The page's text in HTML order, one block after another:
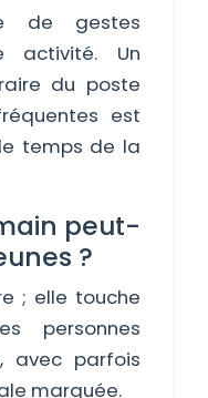
de gestes
activité. Un
du poste
est
temps de la
peut-
?
; elle touche
personnes
avec parfois
marquée.